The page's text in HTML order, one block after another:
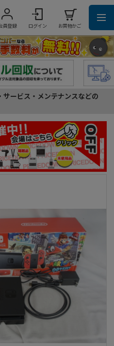
員登録 ログイン お買物かご
ービス・メンテナンスなどの